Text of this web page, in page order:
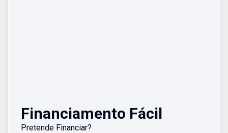
Financiamento Fácil
Pretende Financiar?